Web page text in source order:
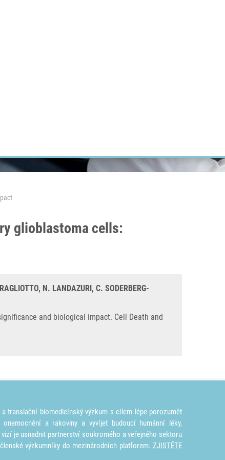
glioblastoma cells:
N. LANDAZURI, C. SODERBERG-
and biological impact. Cell Death and
translační biomedicínský výzkum s cílem lépe porozumět
a rakoviny a vyvíjet budoucí humánní léky,
je usnadnit partnerství soukromého a veřejného sektoru
výzkumníky do mezinárodních platforem. ZJISTĚTE